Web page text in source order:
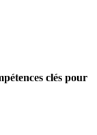
clés pour